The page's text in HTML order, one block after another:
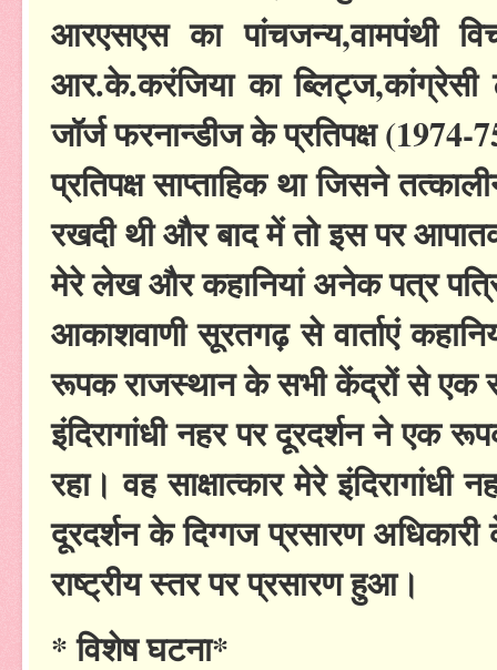
आरएसएस का पांचजन्य,वामपंथी
आर.के.करंजिया का
जॉर्ज फरनान्डीज के प्रतिपक्ष
प्रतिपक्ष साप्ताहिक था जिसने
रखदी थी और बाद में तो इस पर
मेरे लेख और कहानियां अनेक पत्र
आकाशवाणी सूरतगढ़ से वार्ताएं
रूपक राजस्थान के सभी केंद्रों से एक
इंदिरागांधी नहर पर दूरदर्शन ने एक
रहा। वह साक्षात्कार मेरे
दूरदर्शन के दिग्गज प्रसारण
राष्ट्रीय स्तर पर प्रसारण हुआ।
* विशेष घटना*